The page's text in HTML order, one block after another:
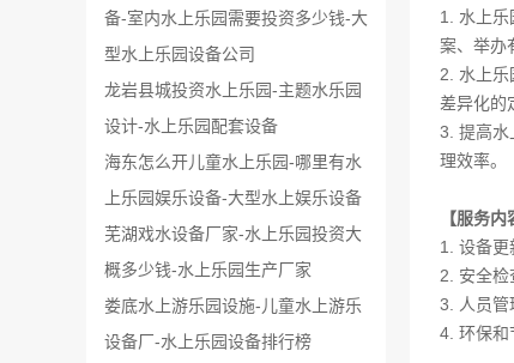
备-室内水上乐园需要投资多少钱-大
型水上乐园设备公司
龙岩县城投资水上乐园-主题水乐园
设计-水上乐园配套设备
海东怎么开儿童水上乐园-哪里有水
上乐园娱乐设备-大型水上娱乐设备
芜湖戏水设备厂家-水上乐园投资大
概多少钱-水上乐园生产厂家
娄底水上游乐园设施-儿童水上游乐
设备厂-水上乐园设备排行榜
1. 水上乐
案、举办
2. 水上乐
差异化的
3. 提高水
理效率。
【服务内
1. 设备更
2. 安全检
3. 人员管
4. 环保和